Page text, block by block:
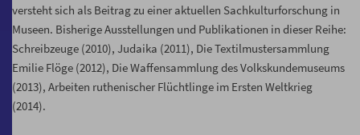
versteht sich als Beitrag zu einer aktuellen Sachkulturforschung in
Museen. Bisherige Ausstellungen und Publikationen in dieser Reihe:
Schreibzeuge (2010), Judaika (2011), Die Textilmustersammlung
Emilie Flöge (2012), Die Waffensammlung des Volkskundemuseums
(2013), Arbeiten ruthenischer Flüchtlinge im Ersten Weltkrieg
(2014).